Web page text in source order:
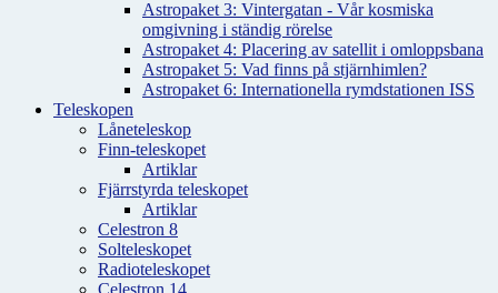
Astropaket 3: Vintergatan - Vår kosmiska
omgivning i ständig rörelse
Astropaket 4: Placering av satellit i omloppsbana
Astropaket 5: Vad finns på stjärnhimlen?
Astropaket 6: Internationella rymdstationen ISS
Teleskopen
Låneteleskop
Finn-teleskopet
Artiklar
Fjärrstyrda teleskopet
Artiklar
Celestron 8
Solteleskopet
Radioteleskopet
Celestron 14